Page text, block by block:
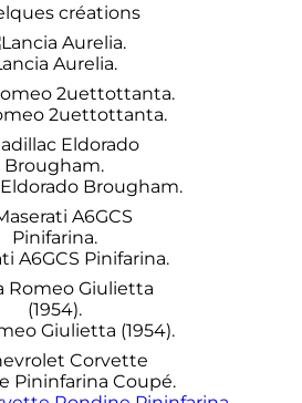
créations
Aurelia.
2uettottanta.
Brougham.
A6GCS Pinifarina.
Giulietta (1954).